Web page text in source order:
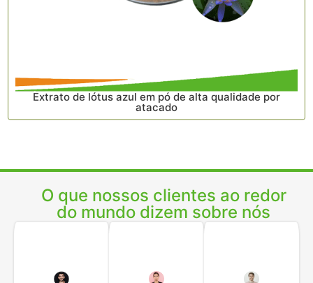
Extrato de lótus azul em pó de alta qualidade por
atacado
O que nossos clientes ao redor
do mundo dizem sobre nós